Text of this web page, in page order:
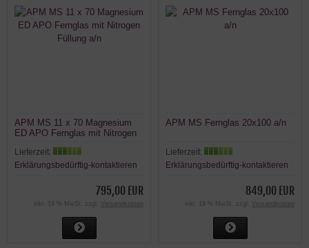
APM MS 11 x 70 Magnesium
ED APO Fernglas mit Nitrogen
Lieferzeit:
Erklärungsbedürftig-kontaktieren
795,00 EUR
inkl. 19 % MwSt. zzgl. Versandkosten
APM MS Fernglas 20x100 a/n
Lieferzeit:
Erklärungsbedürftig-kontaktieren
849,00 EUR
inkl. 19 % MwSt. zzgl. Versandkosten